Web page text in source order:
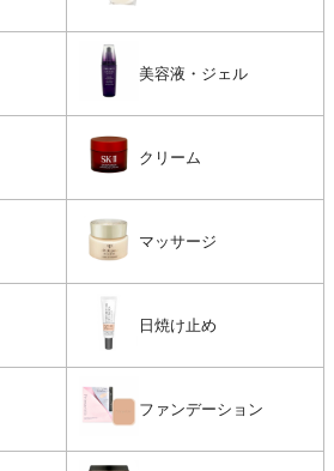
美容液・ジェル
クリーム
マッサージ
日焼け止め
ファンデーション